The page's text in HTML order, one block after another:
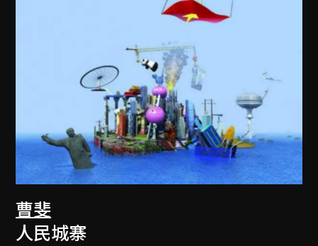
曹斐
人民城寨